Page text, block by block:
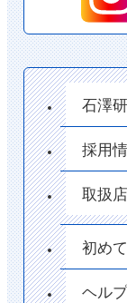
石澤
採用
取扱
初め
ヘルプ